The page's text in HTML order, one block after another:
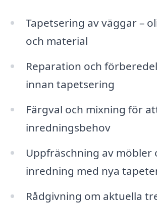
Tapetsering av väggar –
och material
Reparation och
innan tapetsering
Färgval och mixning för
inredningsbehov
Uppfräschning av möbler
inredning med nya
Rådgivning om aktuella